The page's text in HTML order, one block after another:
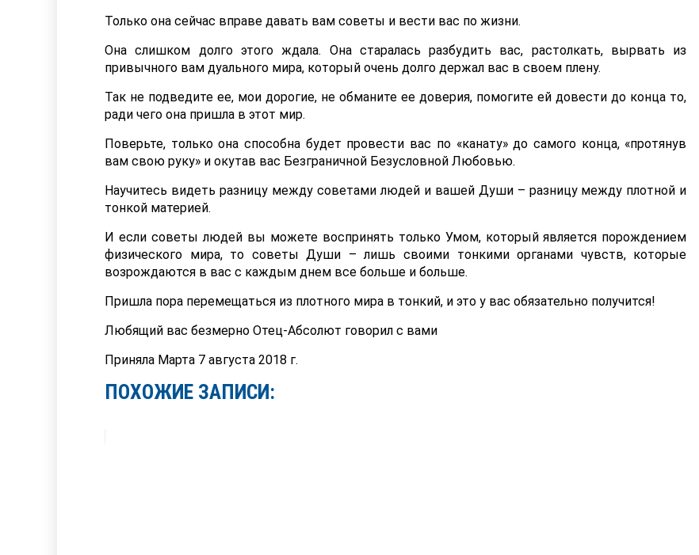
Только она сейчас вправе давать вам советы и вести вас по жизни.
Она слишком долго этого ждала. Она старалась разбудить вас, растолкать, вырвать из
привычного вам дуального мира, который очень долго держал вас в своем плену.
Так не подведите ее, мои дорогие, не обманите ее доверия, помогите ей довести до конца то,
ради чего она пришла в этот мир.
Поверьте, только она способна будет провести вас по «канату» до самого конца, «протянув
вам свою руку» и окутав вас Безграничной Безусловной Любовью.
Научитесь видеть разницу между советами людей и вашей Души – разницу между плотной и
тонкой материей.
И если советы людей вы можете воспринять только Умом, который является порождением
физического мира, то советы Души – лишь своими тонкими органами чувств, которые
возрождаются в вас с каждым днем все больше и больше.
Пришла пора перемещаться из плотного мира в тонкий, и это у вас обязательно получится!
Любящий вас безмерно Отец-Абсолют говорил с вами
Приняла Марта 7 августа 2018 г.
ПОХОЖИЕ ЗАПИСИ: